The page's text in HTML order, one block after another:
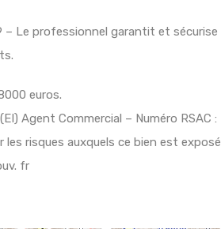
– Le professionnel garantit et
euros.
Agent Commercial – Numéro RSAC :
risques auxquels ce bien est
fr